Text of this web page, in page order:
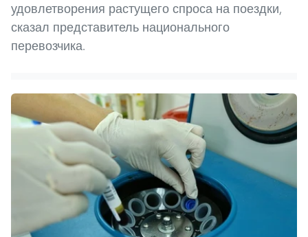
удовлетворения растущего спроса на поездки,
сказал представитель национального
перевозчика.